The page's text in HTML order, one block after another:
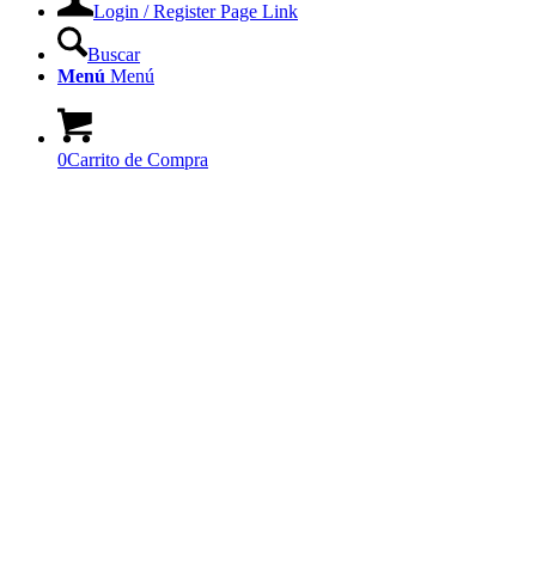
Login / Register Page Link
Buscar
Menú Menú
0Carrito de Compra